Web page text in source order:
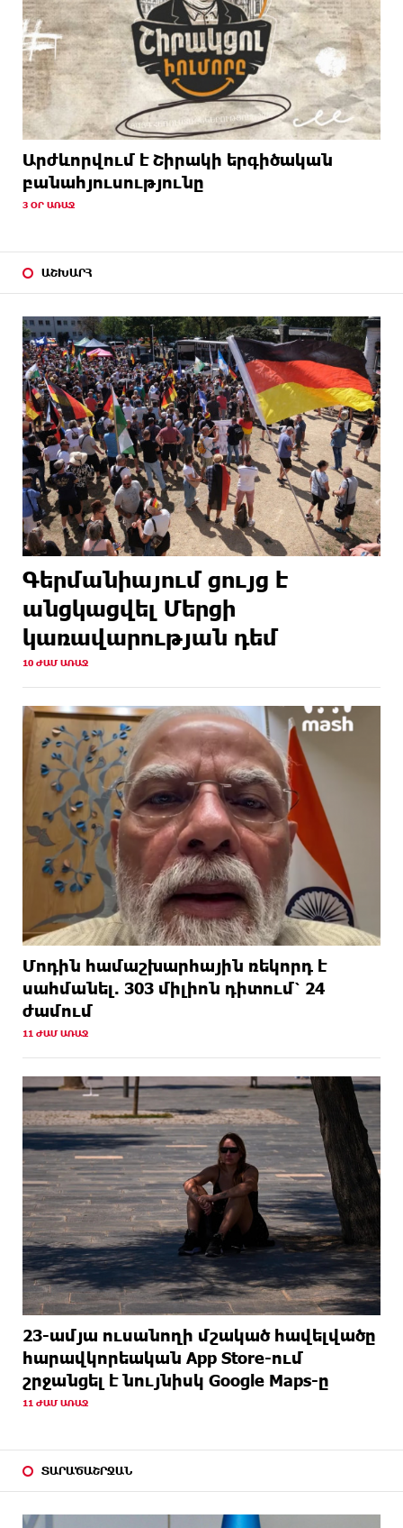
Արժևորվում է Շիրակի երգիծական
բանահյուսությունը
3 ՕՐ ԱՌԱՋ
ԱՇԽԱՐՀ
Գերմանիայում ցույց է
անցկացվել Մերցի
կառավարության դեմ
10 ԺԱՄ ԱՌԱՋ
Մոդին համաշխարհային ռեկորդ է
սահմանել. 303 միլիոն դիտում՝ 24
ժամում
11 ԺԱՄ ԱՌԱՋ
23-ամյա ուսանողի մշակած հավելվածը
հարավկորեական App Store-ում
շրջանցել է նույնիսկ Google Maps-ը
11 ԺԱՄ ԱՌԱՋ
ՏԱՐԱԾԱՇՐՋԱՆ